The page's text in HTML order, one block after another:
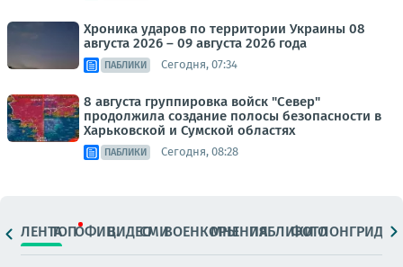
Хроника ударов по территории Украины 08
августа 2026 – 09 августа 2026 года
ПАБЛИКИ Сегодня, 07:34
8 августа группировка войск "Север"
продолжила создание полосы безопасности в
Харьковской и Сумской областях
ПАБЛИКИ Сегодня, 08:28
ЛЕНТАТОПОФИЦ.ВИДЕОСМИВОЕНКОРЫМНЕНИЯПАБЛИКИ
ФОТОЛОНГРИДЫ